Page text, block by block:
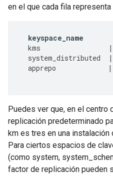
en el que cada fila
keyspace_name
kms
|
system_distributed
|
apprepo
|
Puedes ver que, en el centro
replicación predeterminado
km es tres en una instalación
Para ciertos espacios de
(como system,
factor de replicación pueden